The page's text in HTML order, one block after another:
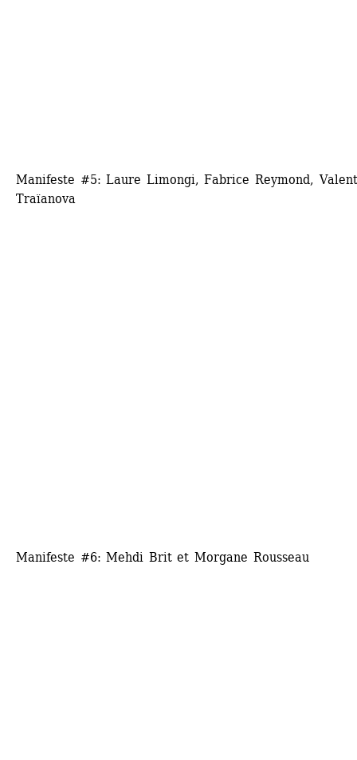
Manifeste #5: Laure Limongi, Fabrice Reymond,
Traïanova
Manifeste #6: Mehdi Brit et Morgane Rousseau